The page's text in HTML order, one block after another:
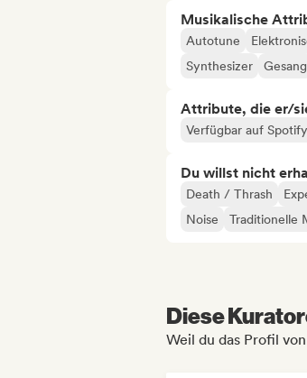
Musikalische
Autotune
Synthesizer
Gesang
Attribute, die er/
Verfügbar auf Spotify
Du willst nicht
Death / Thrash
Noise
Traditionelle
Diese
Weil du das Profil